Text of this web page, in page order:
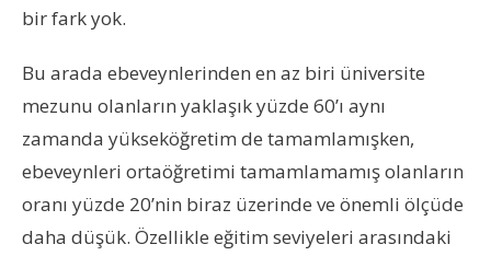
bir fark yok.
Bu arada ebeveynlerinden en az biri üniversite
mezunu olanların yaklaşık yüzde 60’ı aynı
zamanda yükseköğretim de tamamlamışken,
ebeveynleri ortaöğretimi tamamlamamış olanların
oranı yüzde 20’nin biraz üzerinde ve önemli ölçüde
daha düşük. Özellikle eğitim seviyeleri arasındaki